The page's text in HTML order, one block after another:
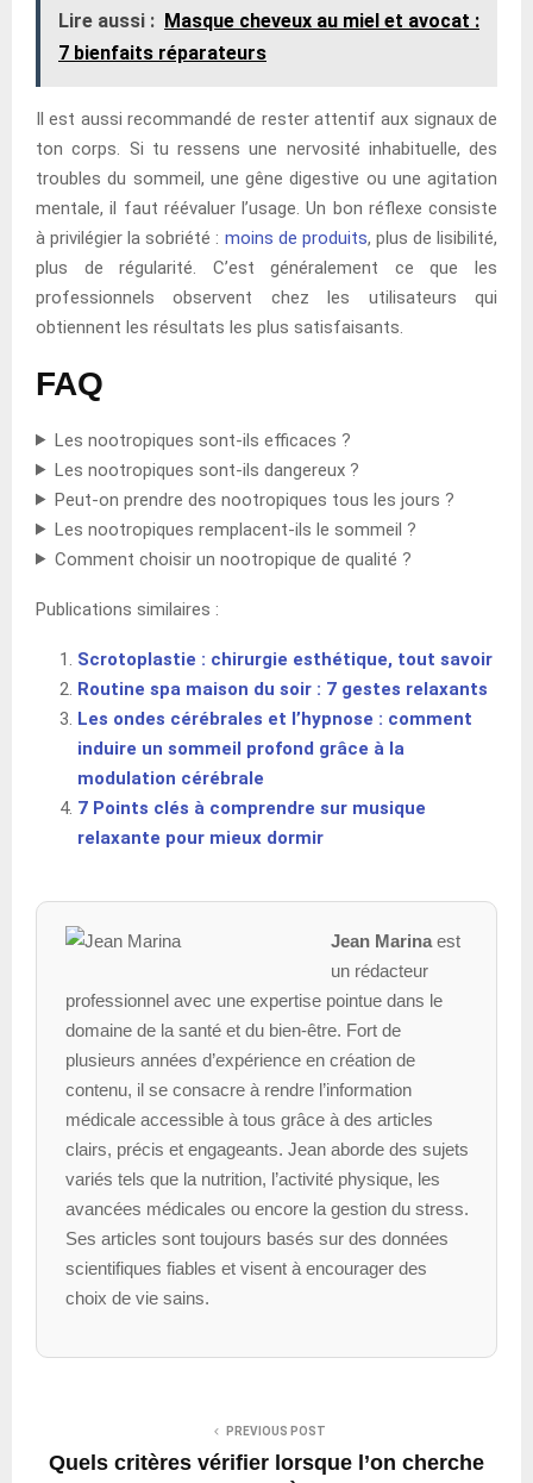
Lire aussi : Masque cheveux au miel et avocat :
7 bienfaits réparateurs
Il est aussi recommandé de rester attentif aux signaux de
ton corps. Si tu ressens une nervosité inhabituelle, des
troubles du sommeil, une gêne digestive ou une agitation
mentale, il faut réévaluer l’usage. Un bon réflexe consiste
à privilégier la sobriété : moins de produits, plus de lisibilité,
plus de régularité. C’est généralement ce que les
professionnels observent chez les utilisateurs qui
obtiennent les résultats les plus satisfaisants.
FAQ
Les nootropiques sont-ils efficaces ?
Les nootropiques sont-ils dangereux ?
Peut-on prendre des nootropiques tous les jours ?
Les nootropiques remplacent-ils le sommeil ?
Comment choisir un nootropique de qualité ?
Publications similaires :
Scrotoplastie : chirurgie esthétique, tout savoir
Routine spa maison du soir : 7 gestes relaxants
Les ondes cérébrales et l’hypnose : comment
induire un sommeil profond grâce à la
modulation cérébrale
7 Points clés à comprendre sur musique
relaxante pour mieux dormir
Jean Marinaest
un rédacteur
professionnel avec une expertise pointue dans le
domaine de la santé et du bien-être. Fort de
plusieurs années d’expérience en création de
contenu, il se consacre à rendre l’information
médicale accessible à tous grâce à des articles
clairs, précis et engageants. Jean aborde des sujets
variés tels que la nutrition, l’activité physique, les
avancées médicales ou encore la gestion du stress.
Ses articles sont toujours basés sur des données
scientifiques fiables et visent à encourager des
choix de vie sains.
PREVIOUS POST
Quels critères vérifier lorsque l’on cherche